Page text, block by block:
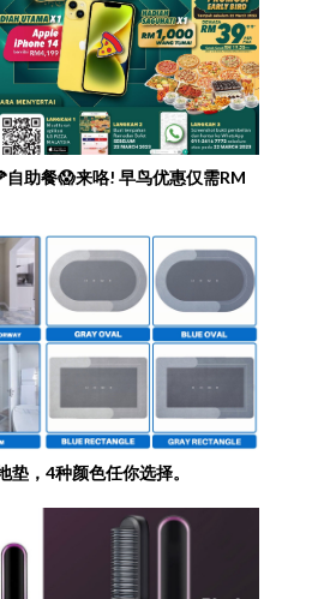
自助餐😱来咯! 早鸟优惠仅需RM
垫，4种颜色任你选择。